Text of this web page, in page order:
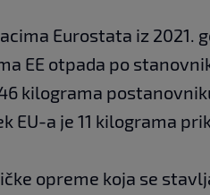
Eurostata iz 2021.
EE otpada po
kilograma
EU-a je 11 kilograma
opreme koja se